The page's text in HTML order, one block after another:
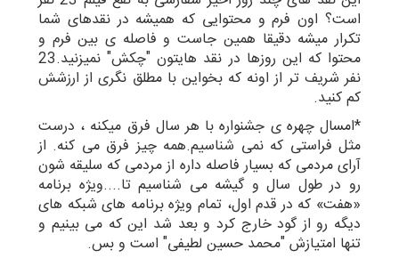
است؟ اون فرم و محتوایی که همیشه در نقدهای شما
تکرار میشه دقیقا همین جاست و فاصله ی بین فرم و
محتوا که این روزها در نقد هایتون "چکش" نمیزنید.23
نفر شریف تر از اونه که بخواین با مطلق نگری از ارزشش
کم کنید.
*امسال چهره ی جشنواره با هر سال فرق میکنه ، درست
مثل فراستی که نمی شناسیم.همه چیز فرق می کنه. از
آرای مردمی که بسیار فاصله داره از مردمی که سلیقه شون
رو در طول سال و گیشه می شناسیم تا....ویژه برنامه
«هفت» که در قدم اول، تمام ویژه برنامه های شبکه های
دیگه رو از گود خارج کرد و بعد شد این که می بینیم و
تنها امتیازش "محمد حسین لطیفی" است و بس.